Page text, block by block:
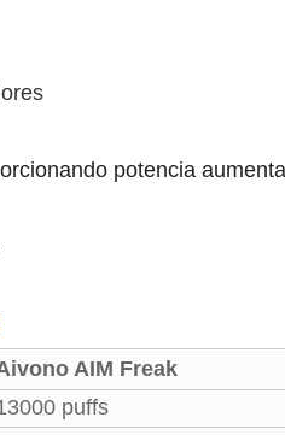
potencia
AIM Freak
puffs